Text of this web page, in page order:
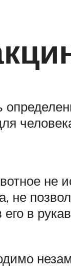
не
не
в